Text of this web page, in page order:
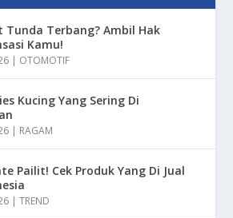
Tunda Terbang? Ambil Hak
Kamu!
| OTOMOTIF
Kucing Yang Sering Di
| RAGAM
Pailit! Cek Produk Yang Di Jual
|TREND